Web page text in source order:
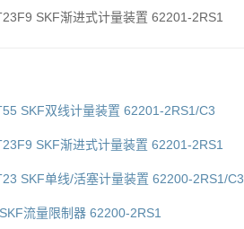
SKF渐进式计量装置 62201-2RS1
SKF双线计量装置 62201-2RS1/C3
SKF渐进式计量装置 62201-2RS1
SKF单线/活塞计量装置 62200-2RS1/C3
流量限制器 62200-2RS1